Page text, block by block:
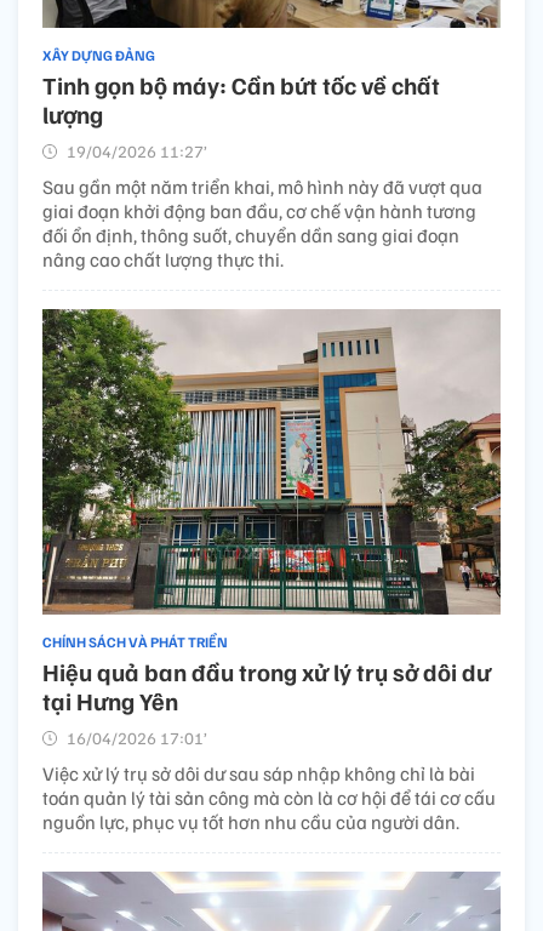
XÂY DỰNG ĐẢNG
Tinh gọn bộ máy: Cần bứt tốc về chất
lượng
19/04/2026 11:27’
Sau gần một năm triển khai, mô hình này đã vượt qua
giai đoạn khởi động ban đầu, cơ chế vận hành tương
đối ổn định, thông suốt, chuyển dần sang giai đoạn
nâng cao chất lượng thực thi.
CHÍNH SÁCH VÀ PHÁT TRIỂN
Hiệu quả ban đầu trong xử lý trụ sở dôi dư
tại Hưng Yên
16/04/2026 17:01’
Việc xử lý trụ sở dôi dư sau sáp nhập không chỉ là bài
toán quản lý tài sản công mà còn là cơ hội để tái cơ cấu
nguồn lực, phục vụ tốt hơn nhu cầu của người dân.